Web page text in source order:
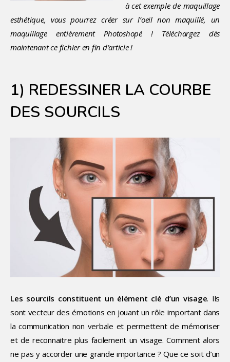
à cet exemple de maquillage
esthétique, vous pourrez créer sur l’oeil non maquillé, un
maquillage entièrement Photoshopé ! Téléchargez dès
maintenant ce fichier en fin d’article !
1) REDESSINER LA COURBE
DES SOURCILS
Les sourcils constituent un élément clé d’un visage. Ils
sont vecteur des émotions en jouant un rôle important dans
la communication non verbale et permettent de mémoriser
et de reconnaitre plus facilement un visage. Comment alors
ne pas y accorder une grande importance ? Que ce soit d’un